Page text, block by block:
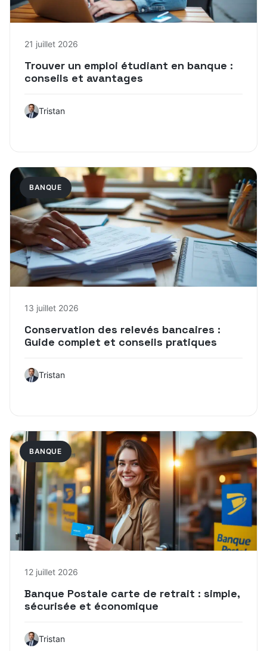
21 juillet 2026
Trouver un emploi étudiant en banque :
conseils et avantages
Tristan
BANQUE
13 juillet 2026
Conservation des relevés bancaires :
Guide complet et conseils pratiques
Tristan
BANQUE
12 juillet 2026
Banque Postale carte de retrait : simple,
sécurisée et économique
Tristan